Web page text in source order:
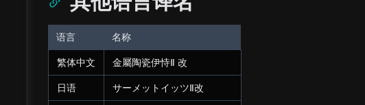
语言
名称
繁体中文
金屬陶瓷伊恃Ⅱ 改
日语
サーメットイッツⅡ改